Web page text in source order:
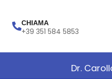
CHIAMA
+39 351 584 5853
Dr.